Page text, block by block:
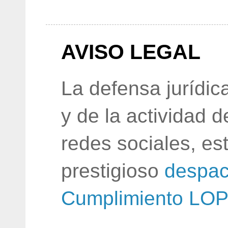
AVISO LEGAL
La defensa
y de la actividad
redes sociales,
prestigioso
Cumplimiento